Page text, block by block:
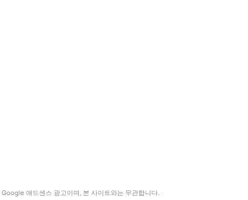
Google 애드센스 광고이며, 본 사이트와는 무관합니다.